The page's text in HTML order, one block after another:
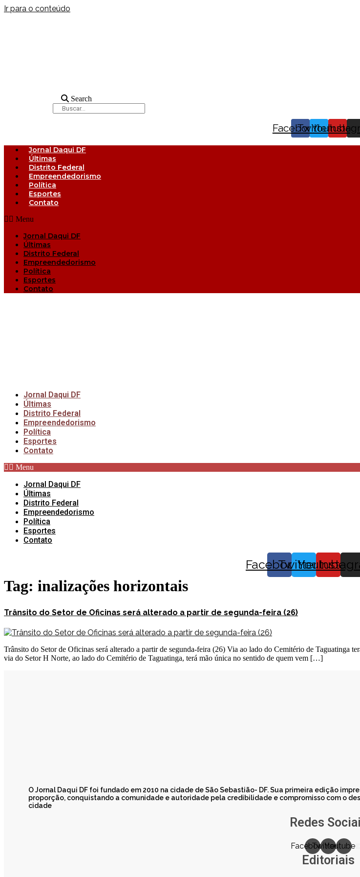
Ir para o conteúdo
Search
Facebook
Twitter
Youtube
Jornal Daqui DF
Últimas
Distrito Federal
Empreendedorismo
Política
Esportes
Contato
Menu
Jornal Daqui DF
Últimas
Distrito Federal
Empreendedorismo
Política
Esportes
Contato
Jornal Daqui DF
Últimas
Distrito Federal
Empreendedorismo
Política
Esportes
Contato
Menu
Jornal Daqui DF
Últimas
Distrito Federal
Empreendedorismo
Política
Esportes
Contato
Facebook
TwitterYoutube
Tag: inalizações horizontais
Trânsito do Setor de Oficinas será alterado a partir de segunda-feira (26)
Trânsito do Setor de Oficinas será alterado a partir de segunda-feira (26) Via ao lado do Cemitério de Taguatinga
via do Setor H Norte, ao lado do Cemitério de Taguatinga, terá mão única no sentido de quem vem […]
O Jornal Daqui DF foi fundado em 2010 na cidade de São Sebastião- DF. Sua primeira edição
proporção, conquistando a comunidade e autoridade pela credibilidade e compromisso com o
cidade
Redes
Facebook
TwitterYoutube
Editoriais